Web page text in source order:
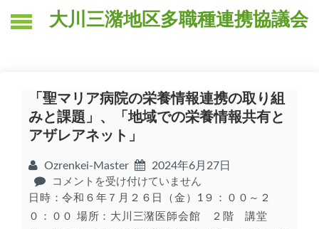
大川三潴地区多職種連携協議会
「聖マリア病院の栄養情報連携の取り組
みと課題」、「地域での栄養情報共有と
アザレアネット」
Ozrenkei-Master 2024年6月27日
「聖
マ
リ
コメントを受け付けていません
日時：令和６年７月２６日（金）1９：００～２
０：００ 場所：大川三潴医師会館 ２階 講堂